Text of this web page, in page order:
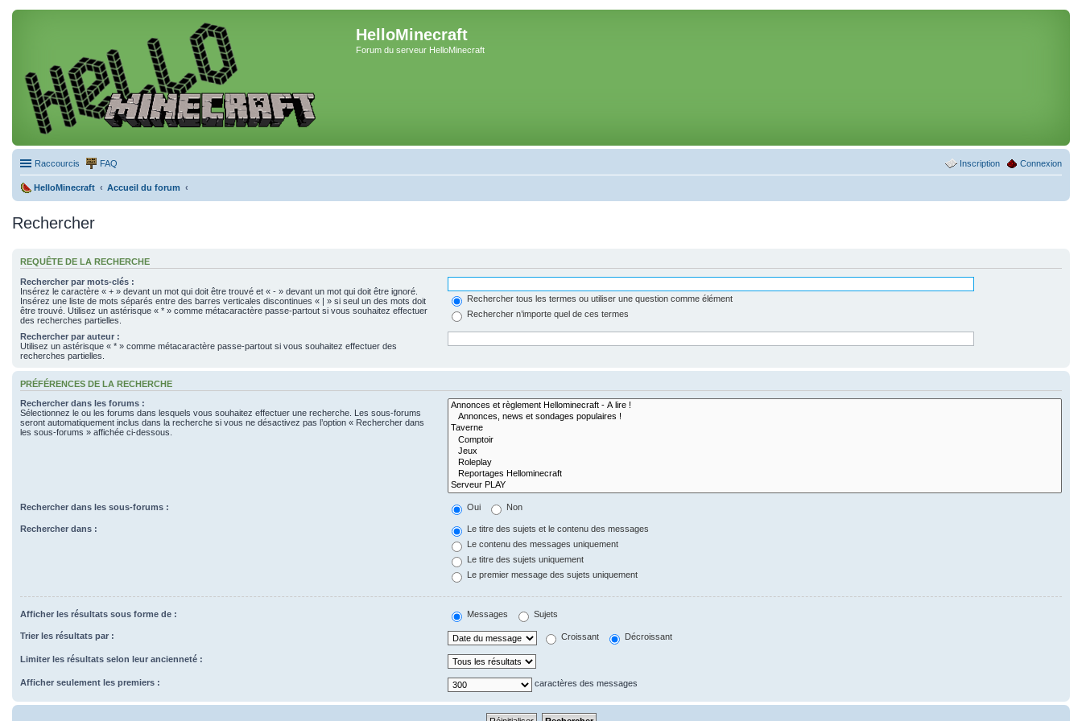
HelloMinecraft
Forum du serveur HelloMinecraft
Raccourcis FAQ Connexion
Inscription
HelloMinecraft Accueil du forum
Rechercher
REQUÊTE DE LA RECHERCHE
Rechercher par mots-clés :
Insérez le caractère « + » devant un mot qui doit être trouvé et « - » devant un mot qui doit être ignoré.
Insérez une liste de mots séparés entre des barres verticales discontinues « | » si seul un des mots doit
être trouvé. Utilisez un astérisque « * » comme métacaractère passe-partout si vous souhaitez effectuer
des recherches partielles.
Rechercher tous les termes ou utiliser une question comme élément
Rechercher n’importe quel de ces termes
Rechercher par auteur :
Utilisez un astérisque « * » comme métacaractère passe-partout si vous souhaitez effectuer des
recherches partielles.
PRÉFÉRENCES DE LA RECHERCHE
Rechercher dans les forums :
Sélectionnez le ou les forums dans lesquels vous souhaitez effectuer une recherche. Les sous-forums
seront automatiquement inclus dans la recherche si vous ne désactivez pas l’option « Rechercher dans
les sous-forums » affichée ci-dessous.
Rechercher dans les sous-forums : Oui Non
Rechercher dans :
Le titre des sujets et le contenu des messages
Le contenu des messages uniquement
Le titre des sujets uniquement
Le premier message des sujets uniquement
Afficher les résultats sous forme de : Messages Sujets
Trier les résultats par : Croissant Décroissant
Limiter les résultats selon leur ancienneté :
Afficher seulement les premiers : caractères des messages